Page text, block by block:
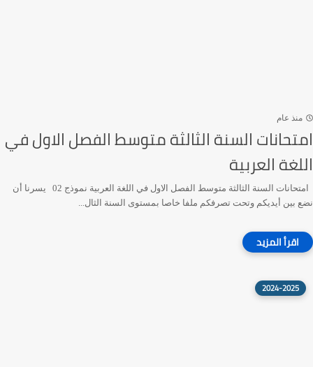
منذ عام
امتحانات السنة الثالثة متوسط الفصل الاول في
اللغة العربية
امتحانات السنة الثالثة متوسط الفصل الاول في اللغة العربية نموذج 02 يسرنا أن
نضع بين أيديكم وتحت تصرفكم ملفا خاصا بمستوى السنة الثال...
2024-2025